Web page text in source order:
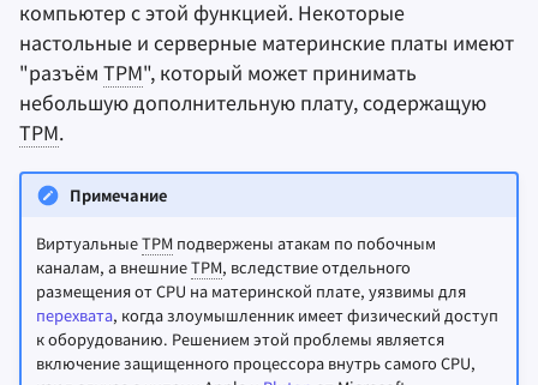
компьютер с этой функцией. Некоторые
настольные и серверные материнские платы имеют
"разъём TPM", который может принимать
небольшую дополнительную плату, содержащую
TPM.
Примечание
ВиртуальныеTPMподвержены атакам по побочным
каналам, а внешниеTPM, вследствие отдельного
размещения от CPU на материнской плате, уязвимы для
перехвата, когда злоумышленник имеет физический доступ
к оборудованию. Решением этой проблемы является
включение защищенного процессора внутрь самого CPU,